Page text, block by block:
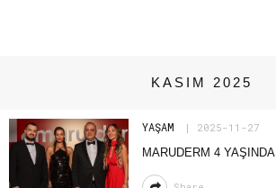
KASIM 2025
YAŞAM
2025-11-27
MARUDERM 4